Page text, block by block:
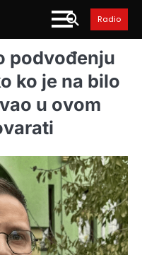
Radio
podvođenju
ko je na bilo
u ovom